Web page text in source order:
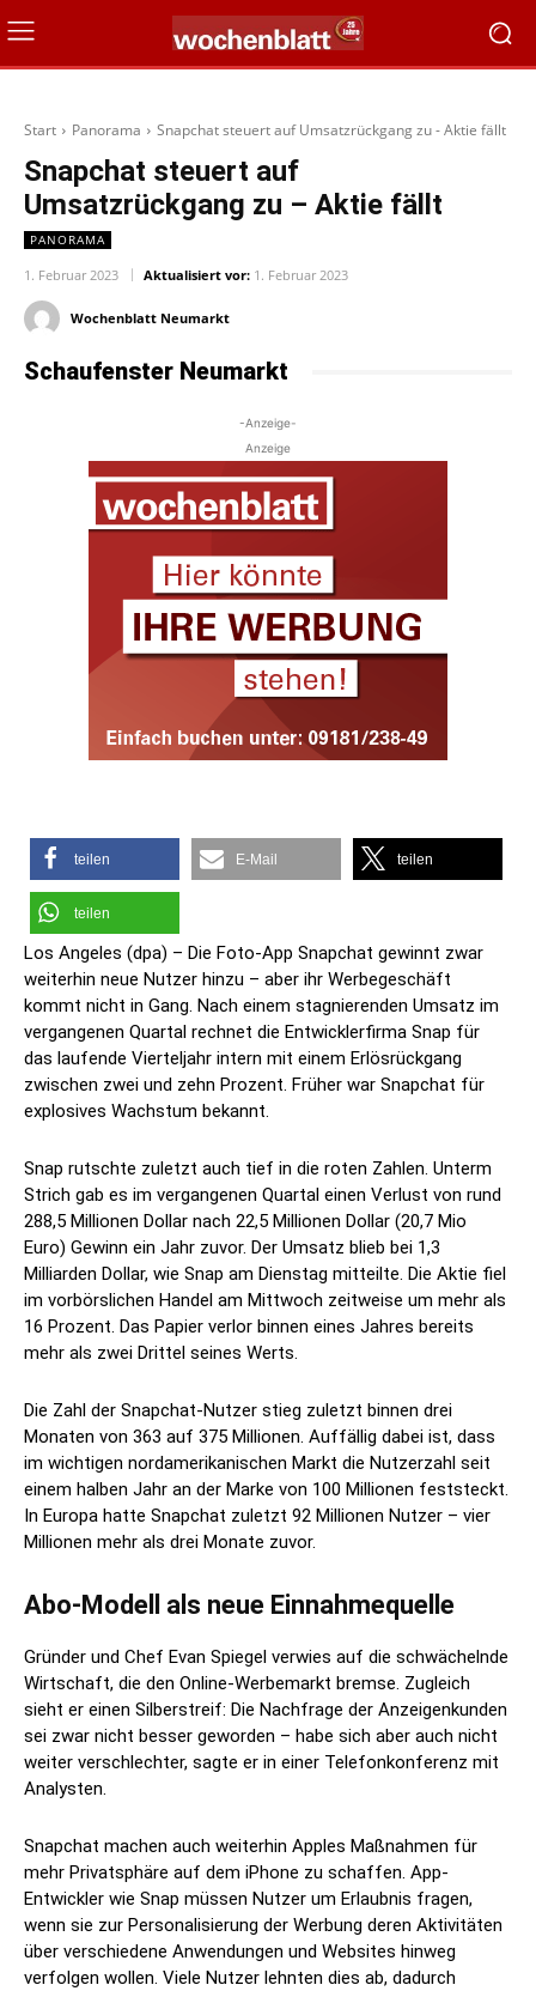
Start Panorama Snapchat steuert auf Umsatzrückgang zu - Aktie fällt
Snapchat steuert auf
Umsatzrückgang zu – Aktie fällt
PANORAMA
1. Februar 2023 Aktualisiert vor: 1. Februar 2023
Wochenblatt Neumarkt
Schaufenster Neumarkt
-Anzeige-
Anzeige
teilen E-Mail teilen
teilen
Los Angeles (dpa) – Die Foto-App Snapchat gewinnt zwar
weiterhin neue Nutzer hinzu – aber ihr Werbegeschäft
kommt nicht in Gang. Nach einem stagnierenden Umsatz im
vergangenen Quartal rechnet die Entwicklerfirma Snap für
das laufende Vierteljahr intern mit einem Erlösrückgang
zwischen zwei und zehn Prozent. Früher war Snapchat für
explosives Wachstum bekannt.
Snap rutschte zuletzt auch tief in die roten Zahlen. Unterm
Strich gab es im vergangenen Quartal einen Verlust von rund
288,5 Millionen Dollar nach 22,5 Millionen Dollar (20,7 Mio
Euro) Gewinn ein Jahr zuvor. Der Umsatz blieb bei 1,3
Milliarden Dollar, wie Snap am Dienstag mitteilte. Die Aktie fiel
im vorbörslichen Handel am Mittwoch zeitweise um mehr als
16 Prozent. Das Papier verlor binnen eines Jahres bereits
mehr als zwei Drittel seines Werts.
Die Zahl der Snapchat-Nutzer stieg zuletzt binnen drei
Monaten von 363 auf 375 Millionen. Auffällig dabei ist, dass
im wichtigen nordamerikanischen Markt die Nutzerzahl seit
einem halben Jahr an der Marke von 100 Millionen feststeckt.
In Europa hatte Snapchat zuletzt 92 Millionen Nutzer – vier
Millionen mehr als drei Monate zuvor.
Abo-Modell als neue Einnahmequelle
Gründer und Chef Evan Spiegel verwies auf die schwächelnde
Wirtschaft, die den Online-Werbemarkt bremse. Zugleich
sieht er einen Silberstreif: Die Nachfrage der Anzeigenkunden
sei zwar nicht besser geworden – habe sich aber auch nicht
weiter verschlechter, sagte er in einer Telefonkonferenz mit
Analysten.
Snapchat machen auch weiterhin Apples Maßnahmen für
mehr Privatsphäre auf dem iPhone zu schaffen. App-
Entwickler wie Snap müssen Nutzer um Erlaubnis fragen,
wenn sie zur Personalisierung der Werbung deren Aktivitäten
über verschiedene Anwendungen und Websites hinweg
verfolgen wollen. Viele Nutzer lehnten dies ab, dadurch